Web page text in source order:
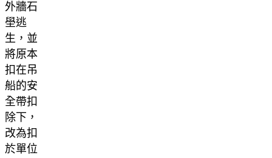
外牆石
壆逃
生，並
將原本
扣在吊
船的安
全帶扣
除下，
改為扣
於單位